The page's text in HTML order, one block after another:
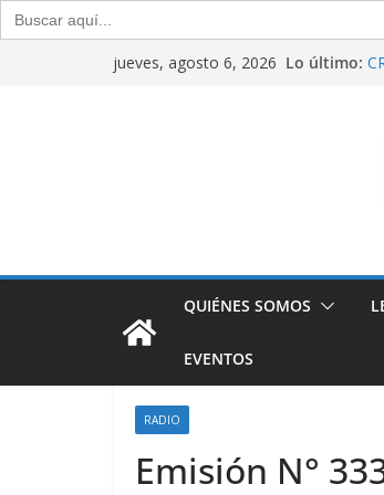
Buscar:
jueves, agosto 6, 2026 Lo último:
QUIÉNES SOMOS
EVENTOS
RADIO
Emisión N°